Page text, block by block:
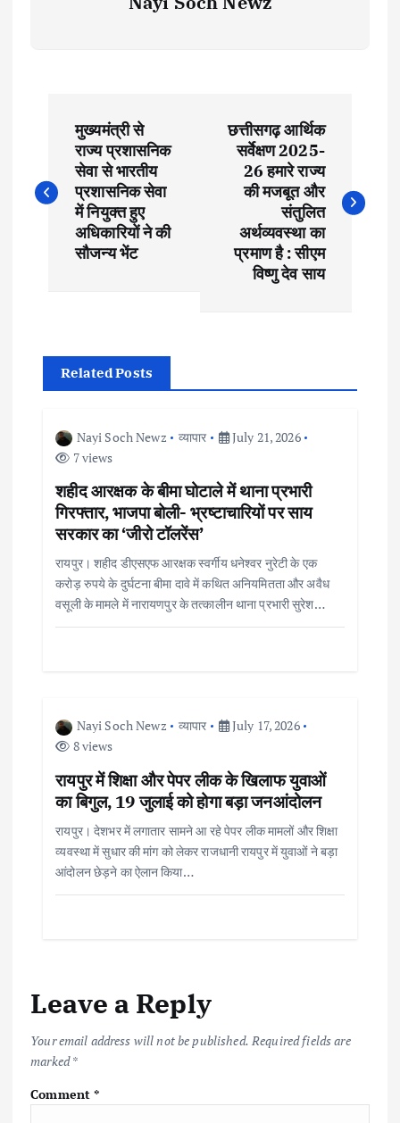
s
मुख्यमंत्री से
राज्य प्रशासनिक
सेवा से भारतीय
प्रशासनिक सेवा
में नियुक्त हुए
अधिकारियों ने की
सौजन्य भेंट
छत्तीसगढ़ आर्थिक
सर्वेक्षण 2025-
26 हमारे राज्य
की मजबूत और
संतुलित
अर्थव्यवस्था का
प्रमाण है : सीएम
विष्णु देव साय
Related Posts
Nayi Soch Newz व्यापार
July 21, 2026
7 views
शहीद आरक्षक के बीमा घोटाले में थाना प्रभारी
गिरफ्तार, भाजपा बोली- भ्रष्टाचारियों पर साय
सरकार का ‘जीरो टॉलरेंस’
रायपुर। शहीद डीएसएफ आरक्षक स्वर्गीय धनेश्वर नुरेटी के एक
करोड़ रुपये के दुर्घटना बीमा दावे में कथित अनियमितता और अवैध
वसूली के मामले में नारायणपुर के तत्कालीन थाना प्रभारी सुरेश…
Nayi Soch Newz व्यापार
July 17, 2026
8 views
रायपुर में शिक्षा और पेपर लीक के खिलाफ युवाओं
का बिगुल, 19 जुलाई को होगा बड़ा जनआंदोलन
रायपुर। देशभर में लगातार सामने आ रहे पेपर लीक मामलों और शिक्षा
व्यवस्था में सुधार की मांग को लेकर राजधानी रायपुर में युवाओं ने बड़ा
आंदोलन छेड़ने का ऐलान किया…
Leave a Reply
Your email address will not be published. Required fields are
marked*
Comment*